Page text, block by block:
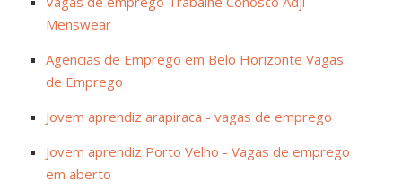
Menswear
Agencias de Emprego em Belo Horizonte Vagas
de Emprego
Jovem aprendiz arapiraca - vagas de emprego
Jovem aprendiz Porto Velho - Vagas de emprego
em aberto